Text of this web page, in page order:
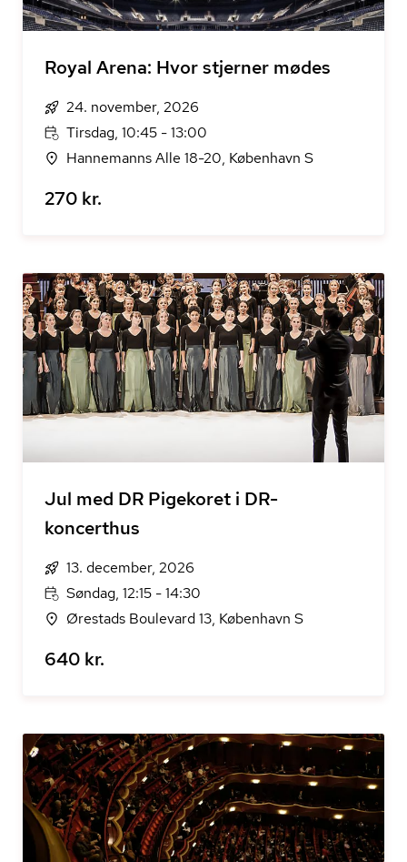
Royal Arena: Hvor stjerner mødes
24. november, 2026
Tirsdag, 10:45 - 13:00
Hannemanns Alle 18-20, København S
270 kr.
Jul med DR Pigekoret i DR-
koncerthus
13. december, 2026
Søndag, 12:15 - 14:30
Ørestads Boulevard 13, København S
640 kr.